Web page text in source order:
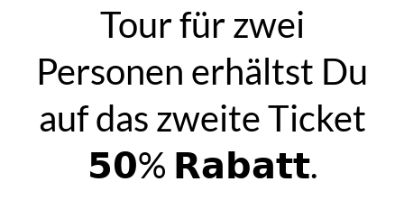
Tour für zwei
Personen erhältst Du
auf das zweite Ticket
𝟱𝟬% 𝗥𝗮𝗯𝗮𝘁𝘁.